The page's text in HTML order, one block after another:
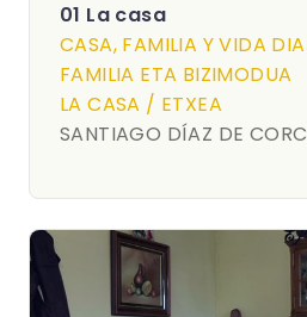
01 La casa
CASA, FAMILIA Y VIDA
FAMILIA ETA BIZIMODUA
LA CASA / ETXEA
SANTIAGO DÍAZ DE